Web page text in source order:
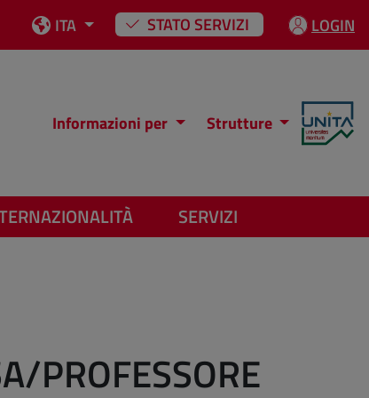
ITA STATO SERVIZI LOGIN
Informazioni per Strutture
SERVIZI
PROFESSORE